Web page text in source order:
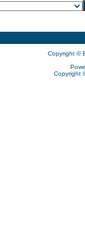
Copyright ©
Copyright